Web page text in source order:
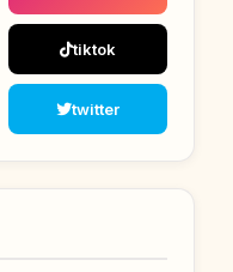
tiktok
twitter